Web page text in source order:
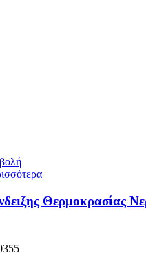
Θερμοκρασίας